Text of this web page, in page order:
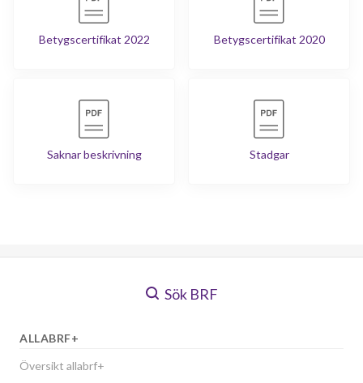
Betygscertifikat 2022 Betygscertifikat 2020
Saknar beskrivning Stadgar
Sök BRF
ALLABRF+
Översikt allabrf+